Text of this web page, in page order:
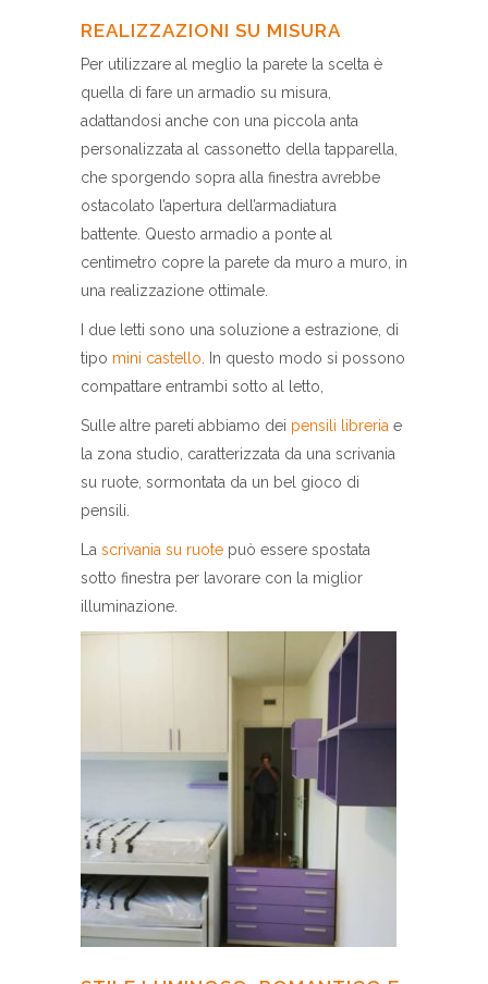
REALIZZAZIONI SU MISURA
Per utilizzare al meglio la parete la scelta è
quella di fare un armadio su misura,
adattandosi anche con una piccola anta
personalizzata al cassonetto della tapparella,
che sporgendo sopra alla finestra avrebbe
ostacolato l’apertura dell’armadiatura
battente. Questo armadio a ponte al
centimetro copre la parete da muro a muro, in
una realizzazione ottimale.
I due letti sono una soluzione a estrazione, di
tipo mini castello . In questo modo si possono
compattare entrambi sotto al letto,
Sulle altre pareti abbiamo dei pensili libreria e
la zona studio, caratterizzata da una scrivania
su ruote, sormontata da un bel gioco di
pensili.
La scrivania su ruote può essere spostata
sotto finestra per lavorare con la miglior
illuminazione.